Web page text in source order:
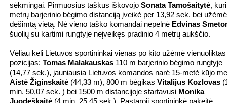
sėkmingai. Pirmuosius taškus iškovojo Sonata Tamošaitytė,
metrų barjerinio bėgimo distanciją įveikė per 13,92 sek. bei užėmė
dešimtą vietą. Nė vieno taško komandai nepelnė Edvinas
šuolių su kartimi rungtyje neįveikęs pradinio 4 metrų aukščio.
Vėliau keli Lietuvos sportininkai vienas po kito užėmė vienuoliktas
pozicijas: Tomas Malakauskas 110 m barjerinio bėgimo rungtyje
(14,77 sek.), jauniausia Lietuvos komandos narė 15-metė kūjo
Aistė Žiginskaitė (44,33 m), 800 m bėgikas Vitalijus Kozlovas
min. 50,07 sek. ) bei 1500 m distancijoje startavusi Monika